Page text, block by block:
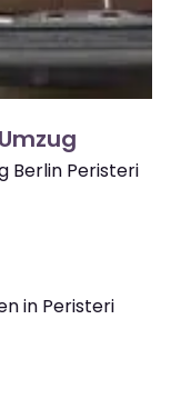
Berlin Peristeri
in Peristeri